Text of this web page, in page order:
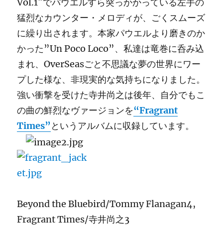
猛烈なカウンター・メロディが、ごくスムーズ
に繰り出されます。本家パウエルより磨きのか
かった”Un Poco Loco”、私達は竜巻に呑み込
まれ、OverSeasごと不思議な夢の世界にワー
プした様な、非現実的な気持ちになりました。
強い衝撃を受けた寺井尚之は後年、自分でもこ
の曲の鮮烈なヴァージョンを“Fragrant
Times”というアルバムに収録しています。
Beyond the Bluebird/Tommy Flanagan4,
Fragrant Times/寺井尚之3